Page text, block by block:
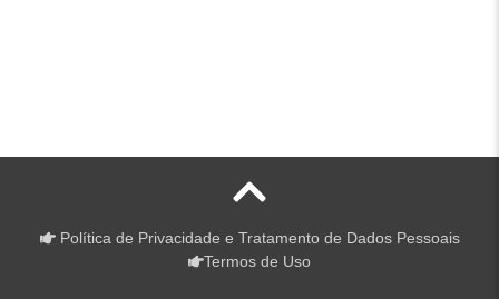
Política de Privacidade e Tratamento de Dados Pessoais
Termos de Uso